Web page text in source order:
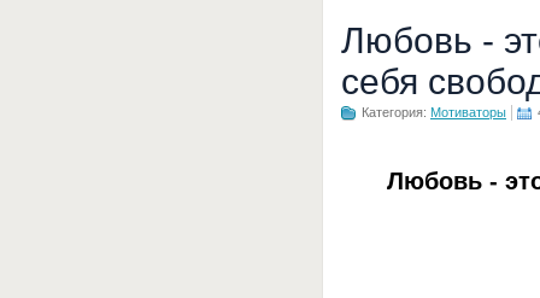
Любовь -
себя
Категория: Мотиваторы
Любовь -